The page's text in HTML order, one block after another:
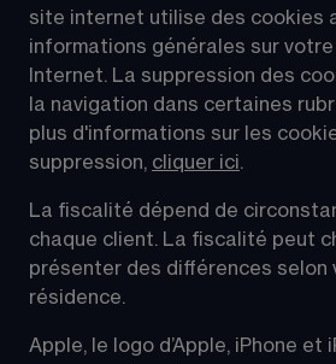
site internet utilise des cookies
informations générales sur
Internet. La suppression des
la navigation dans certaines
plus d'informations sur les
suppression, cliquer ici.
La fiscalité dépend de
chaque client. La fiscalité peut
présenter des différences selon
résidence.
Apple, le logo d’Apple, iPhone et